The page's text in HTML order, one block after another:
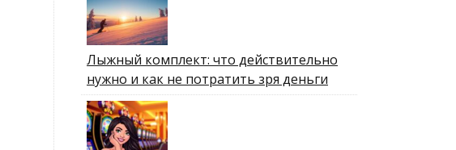
Лыжный комплект: что действительно
нужно и как не потратить зря деньги